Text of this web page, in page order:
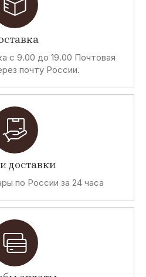
с 9.00 до 19.00 Почтовая
почту России.
доставки
по России за 24 часа